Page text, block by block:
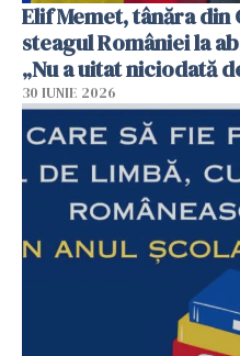
Elif Memet, tânăra
steagul României la
„Nu a uitat niciodată
30 IUNIE 2026